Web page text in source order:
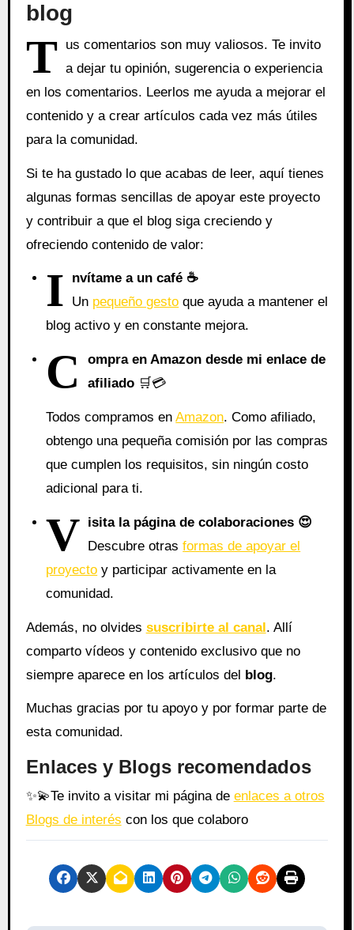
blog
T
us comentarios son muy valiosos. Te invito
a dejar tu opinión, sugerencia o experiencia
en los comentarios. Leerlos me ayuda a mejorar el
contenido y a crear artículos cada vez más útiles
para la comunidad.
Si te ha gustado lo que acabas de leer, aquí tienes
algunas formas sencillas de apoyar este proyecto
y contribuir a que el blog siga creciendo y
ofreciendo contenido de valor:
I
nvítame a un café ☕
Un pequeño gesto que ayuda a mantener el
blog activo y en constante mejora.
C
ompra en Amazon desde mi enlace de
afiliado 🛒💳
Todos compramos enAmazon. Como afiliado,
obtengo una pequeña comisión por las compras
que cumplen los requisitos, sin ningún costo
adicional para ti.
V isita la página de colaboraciones 😍
Descubre otrasformas de apoyar el
proyecto y participar activamente en la
comunidad.
Además, no olvides suscribirte al canal. Allí
comparto vídeos y contenido exclusivo que no
siempre aparece en los artículos del blog.
Muchas gracias por tu apoyo y por formar parte de
esta comunidad.
Enlaces y Blogs recomendados
✨💫Te invito a visitar mi página de enlaces a otros
Blogs de interés con los que colaboro